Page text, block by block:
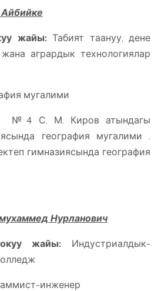
жайы: Табият таануу, дене
агрардык технологиялар
мугалими
№4 С. М. Киров атындагы
география мугалими .
гимназиясында география
Нурланович
жайы: Индустриалдык-
инженер